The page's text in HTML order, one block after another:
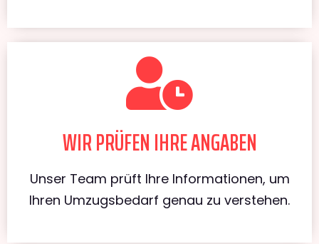
WIR PRÜFEN IHRE ANGABEN
Unser Team prüft Ihre Informationen, um
Ihren Umzugsbedarf genau zu verstehen.